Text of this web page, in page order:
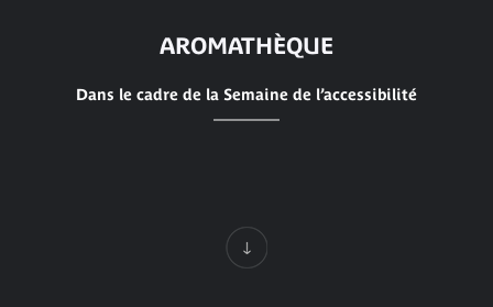
AROMATHÈQUE
Dans le cadre de la Semaine de l’accessibilité